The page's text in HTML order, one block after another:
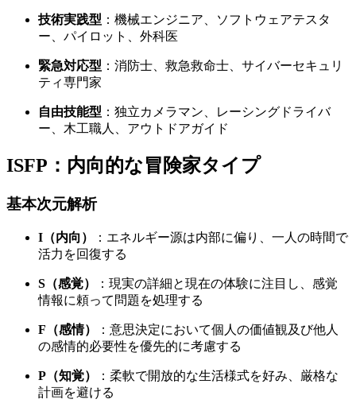
技術実践型 ：機械エンジニア、ソフトウェアテスタ
ー、パイロット、外科医
緊急対応型 ：消防士、救急救命士、サイバーセキュリ
ティ専門家
自由技能型 ：独立カメラマン、レーシングドライバ
ー、木工職人、アウトドアガイド
ISFP：内向的な冒険家タイプ
基本次元解析
I（内向）
：エネルギー源は内部に偏り、一人の時間で
活力を回復する
S（感覚）
：現実の詳細と現在の体験に注目し、感覚
情報に頼って問題を処理する
F（感情）
：意思決定において個人の価値観及び他人
の感情的必要性を優先的に考慮する
P（知覚）
：柔軟で開放的な生活様式を好み、厳格な
計画を避ける